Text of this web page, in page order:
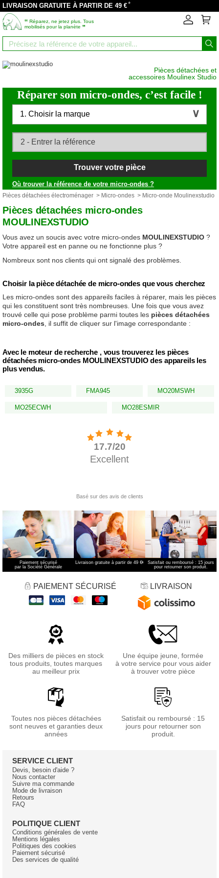
LIVRAISON GRATUITE À PARTIR DE 49 €*
‟ Réparez, ne jetez plus. Tous
mobilisés pour la planète ”
Pièces détachées et
accessoires Moulinex Studio
Réparer son micro-ondes, c’est facile !
1. Choisir la marque
Trouver votre pièce
Où trouver la référence de votre micro-ondes ?
Pièces détachées électroménager > Micro-ondes > Micro-onde Moulinexstudio
Pièces détachées micro-ondes
MOULINEXSTUDIO
Vous avez un soucis avec votre micro-ondes MOULINEXSTUDIO ?
Votre appareil est en panne ou ne fonctionne plus ?
Nombreux sont nos clients qui ont signalé des problèmes.
Choisir la pièce détachée de micro-ondes que vous cherchez
Les micro-ondes sont des appareils faciles à réparer, mais les pièces
qui les constituent sont très nombreuses. Une fois que vous avez
trouvé celle qui pose problème parmi toutes les pièces détachées
micro-ondes , il suffit de cliquer sur l'image correspondante :
Avec le moteur de recherche , vous trouverez les pièces
détachées micro-ondes MOULINEXSTUDIO des appareils les
plus vendus.
3935G FMA945 MO20MSWH
MO25ECWH MO28ESMIR
Paiement sécurisé
par la Société Générale
Livraison gratuite à partir de 49 €*
Satisfait ou remboursé : 15 jours
pour retourner son produit.
PAIEMENT SÉCURISÉ LIVRAISON
Des milliers de pièces en stock
tous produits, toutes marques
au meilleur prix
Une équipe jeune, formée
à votre service pour vous aider
à trouver votre pièce
Toutes nos pièces détachées
sont neuves et garanties deux
années
Satisfait ou remboursé : 15
jours pour retourner son
produit.
SERVICE CLIENT
Devis, besoin d'aide ?
Nous contacter
Suivre ma commande
Mode de livraison
Retours
FAQ
POLITIQUE CLIENT
Conditions générales de vente
Mentions légales
Politiques des cookies
Paiement sécurisé
Des services de qualité